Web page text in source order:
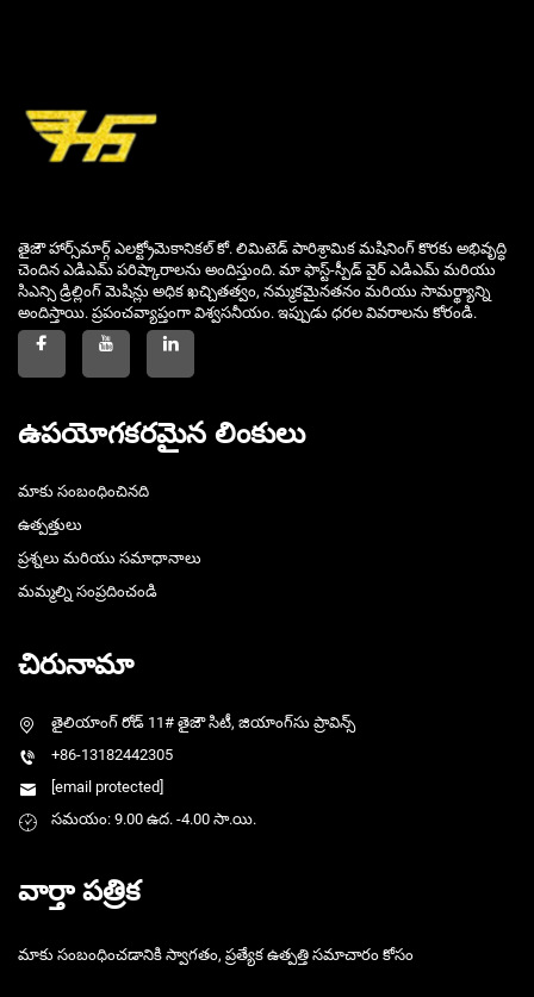
తైజౌ హార్స్‌మార్గ్ ఎలక్ట్రోమెకానికల్ కో. లిమిటెడ్ పారిశ్రామిక మషినింగ్ కొరకు అభివృద్ధి
చెందిన ఎడిఎమ్ పరిష్కారాలను అందిస్తుంది. మా ఫాస్ట్-స్పీడ్ వైర్ ఎడిఎమ్ మరియు
సిఎన్సి డ్రిల్లింగ్ మెషిన్లు అధిక ఖచ్చితత్వం, నమ్మకమైనతనం మరియు సామర్థ్యాన్ని
అందిస్తాయి. ప్రపంచవ్యాప్తంగా విశ్వసనీయం. ఇప్పుడు ధరల వివరాలను కోరండి.
ఉపయోగకరమైన లింకులు
మాకు సంబంధించినది
ఉత్పత్తులు
ప్రశ్నలు మరియు సమాధానాలు
మమ్మల్ని సంప్రదించండి
చిరునామా
తైలియాంగ్ రోడ్ 11# తైజౌ సిటీ, జియాంగ్‌సు ప్రావిన్స్
+86-13182442305
[email protected]
సమయం: 9.00 ఉద. -4.00 సా.యి.
వార్తా పత్రిక
మాకు సంబంధించడానికి స్వాగతం, ప్రత్యేక ఉత్పత్తి సమాచారం కోసం